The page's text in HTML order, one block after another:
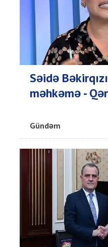
Səidə
məhkəmə -
Gündəm